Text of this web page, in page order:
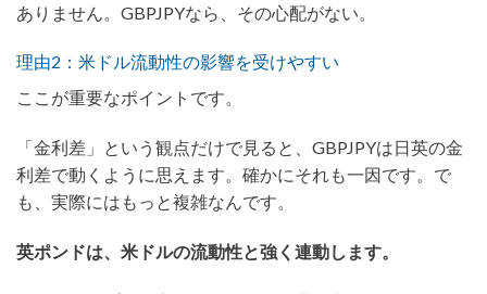
ありません。GBPJPYなら、その心配がない。
理由2：米ドル流動性の影響を受けやすい
ここが重要なポイントです。
「金利差」という観点だけで見ると、GBPJPYは日英の金
利差で動くように思えます。確かにそれも一因です。で
も、実際にはもっと複雑なんです。
英ポンドは、米ドルの流動性と強く連動します。